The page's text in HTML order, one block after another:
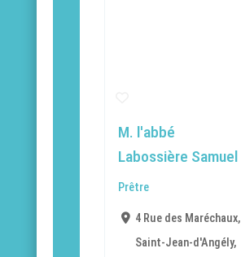
M. l'abbé
Labossière Samuel
Prêtre
4 Rue des Maréchaux,
Saint-Jean-d'Angély,